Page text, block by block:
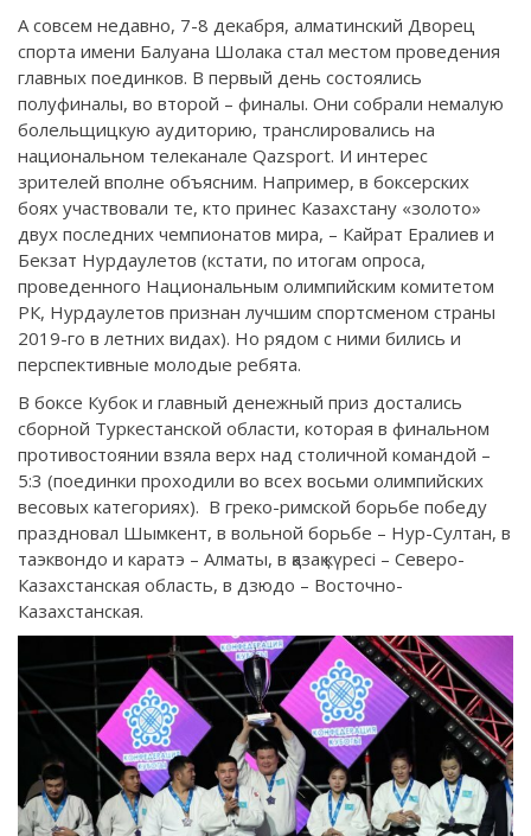
А совсем недавно, 7-8 декабря, алматинский Дворец
спорта имени Балуана Шолака стал местом проведения
главных поединков. В первый день состоялись
полуфиналы, во второй – финалы. Они собрали немалую
болельщицкую аудиторию, транслировались на
национальном телеканале Qazsport. И интерес
зрителей вполне объясним. Например, в боксерских
боях участвовали те, кто принес Казахстану «золото»
двух последних чемпионатов мира, – Кайрат Ералиев и
Бекзат Нурдаулетов (кстати, по итогам опроса,
проведенного Национальным олимпийским комитетом
РК, Нурдаулетов признан лучшим спортсменом страны
2019-го в летних видах). Но рядом с ними бились и
перспективные молодые ребята.
В боксе Кубок и главный денежный приз достались
сборной Туркестанской области, которая в финальном
противостоянии взяла верх над столичной командой –
5:3 (поединки проходили во всех восьми олимпийских
весовых категориях). В греко-римской борьбе победу
праздновал Шымкент, в вольной борьбе – Нур-Султан, в
таэквондо и каратэ – Алматы, в қазақ күресі – Северо-
Казахстанская область, в дзюдо – Восточно-
Казахстанская.